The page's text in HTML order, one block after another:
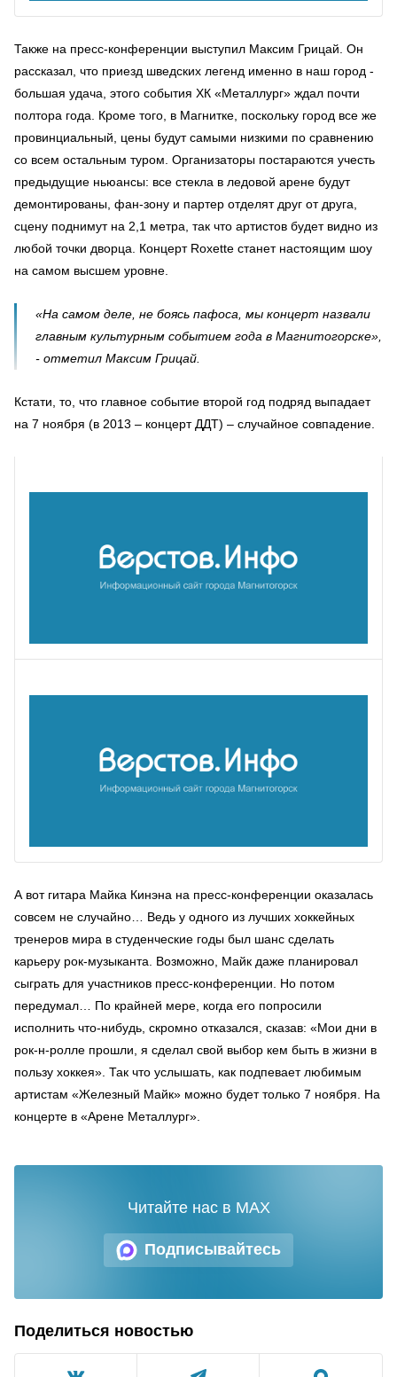
Также на пресс-конференции выступил Максим Грицай. Он
рассказал, что приезд шведских легенд именно в наш город -
большая удача, этого события ХК «Металлург» ждал почти
полтора года. Кроме того, в Магнитке, поскольку город все же
провинциальный, цены будут самыми низкими по сравнению
со всем остальным туром. Организаторы постараются учесть
предыдущие ньюансы: все стекла в ледовой арене будут
демонтированы, фан-зону и партер отделят друг от друга,
сцену поднимут на 2,1 метра, так что артистов будет видно из
любой точки дворца. Концерт Roxette станет настоящим шоу
на самом высшем уровне.
«На самом деле, не боясь пафоса, мы концерт назвали
главным культурным событием года в Магнитогорске»,
- отметил Максим Грицай.
Кстати, то, что главное событие второй год подряд выпадает
на 7 ноября (в 2013 – концерт ДДТ) – случайное совпадение.
А вот гитара Майка Кинэна на пресс-конференции оказалась
совсем не случайно… Ведь у одного из лучших хоккейных
тренеров мира в студенческие годы был шанс сделать
карьеру рок-музыканта. Возможно, Майк даже планировал
сыграть для участников пресс-конференции. Но потом
передумал… По крайней мере, когда его попросили
исполнить что-нибудь, скромно отказался, сказав: «Мои дни в
рок-н-ролле прошли, я сделал свой выбор кем быть в жизни в
пользу хоккея». Так что услышать, как подпевает любимым
артистам «Железный Майк» можно будет только 7 ноября. На
концерте в «Арене Металлург».
Подписывайтесь
Читайте нас в MAX
Поделиться новостью